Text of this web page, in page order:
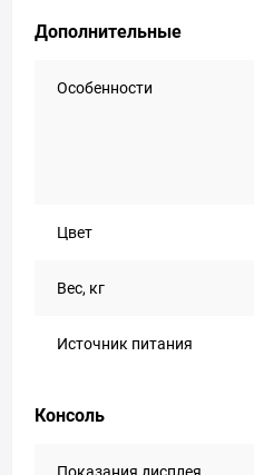
Дополнительные
Особенности
Цвет
Вес, кг
Источник питания
Консоль